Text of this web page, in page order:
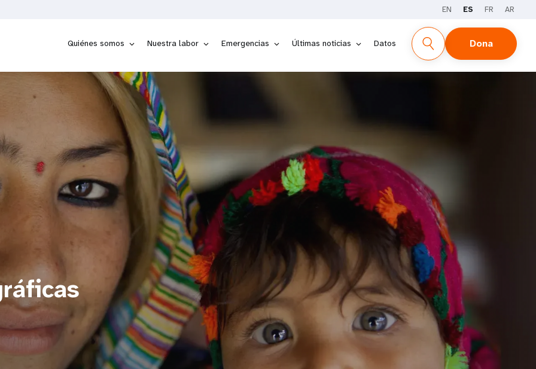
EN ES FR AR
Quiénes somos Nuestra labor Emergencias Últimas noticias Datos Dona